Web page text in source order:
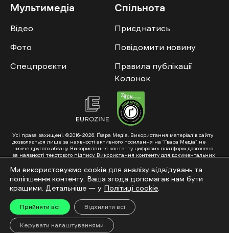
Мультимедіа
Відео
Фото
Спецпроєкти
Спільнота
Приєднатись
Повідомити новину
Правила публікації
Колонок
Усі права захищені. ©2016-2026. Ґвара Медіа. Використання матеріалів сайту
дозволяється лише за наявності активного посилання на “Ґвара Медіа” не
нижче другого абзацу. Використання контенту цифрових платформ дозволено
за наявності текстового підпису. Використання контенту для документальних
схвалення від редакції.
Суб’єкт у сфері онлайн-медіа; ідентифікатор медіа – R40-01353. Поштова
адреса: ГО «Ґвара Медіа», 61057, Харків, вул. Гоголя, 14, абонентська скринька
№7400
Підкинь нам тему на пошту – hello@gwaramedia.com
Модернізація сайту:
Ми використовуємо cookie для аналізу відвідувань та
поліпшення контенту. Ваша згода допомагає нам бути
кращими. Детальніше — у Політиці cookie
Прийняти всі Відхилити всі
Керувати налаштуваннями